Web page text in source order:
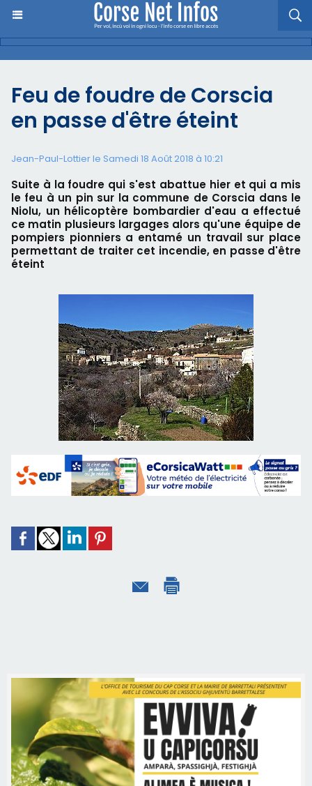
Feu de foudre de Corscia
en passe d'être éteint
Jean-Paul-Lottier le Samedi 18 Août 2018 à 10:21
Suite à la foudre qui s'est abattue hier et qui a mis
le feu à un pin sur la commune de Corscia dans le
Niolu, un hélicoptère bombardier d'eau a effectué
ce matin plusieurs largages alors qu'une équipe de
pompiers pionniers a entamé un travail sur place
permettant de traiter cet incendie, en passe d'être
éteint